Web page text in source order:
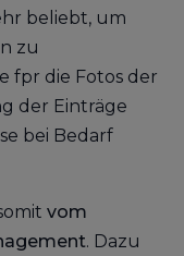
beliebt, um
zu
fpr die Fotos der
der Einträge
bei Bedarf
vom
. Dazu